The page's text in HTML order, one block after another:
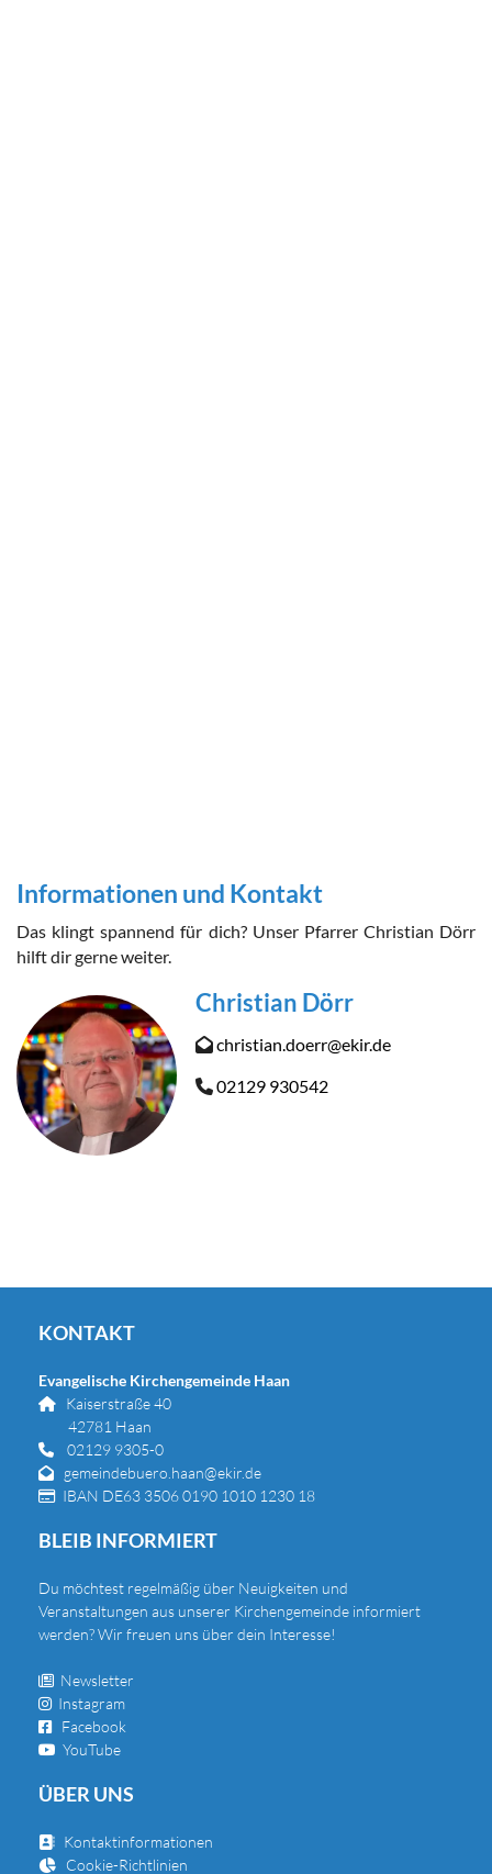
Informationen und Kontakt
Das klingt spannend für dich? Unser Pfarrer Christian Dörr
hilft dir gerne weiter.
Christian Dörr
 christian.doerr@ekir.de
 02129 930542
KONTAKT
Evangelische Kirchengemeinde Haan

Kaiserstraße 40
42781 Haan
 02129 9305-0
 gemeindebuero.haan@ekir.de
 IBAN DE63 3506 0190 1010 1230 18
BLEIB INFORMIERT
Du möchtest regelmäßig über Neuigkeiten und
Veranstaltungen aus unserer Kirchengemeinde informiert
werden? Wir freuen uns über dein Interesse!
 Newsletter
 Instagram
 Facebook
 YouTube
ÜBER UNS
 Kontaktinformationen
 Cookie-Richtlinien